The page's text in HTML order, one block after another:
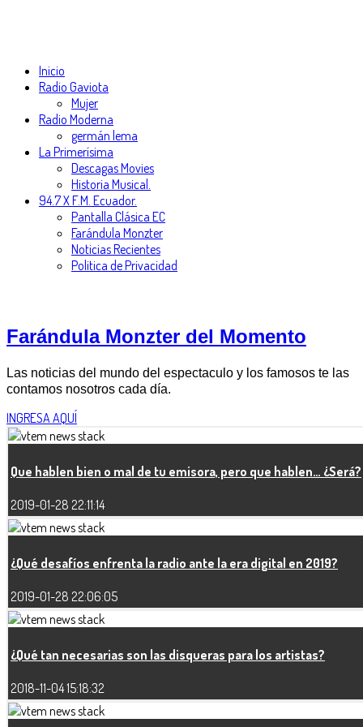
Inicio
Radio Gaviota
Mujer
Radio Moderna
germán lema
La Primerísima
Descagas Movies
Historia Musical.
94.7 X F.M. Ecuador.
Pantalla Clásica EC
Farándula Monzter
Noticias Recientes
Politica de Privacidad
Farándula Monzter del Momento
Las noticias del mundo del espectaculo y los famosos te las
contamos nosotros cada día.
INGRESA AQUÍ
Que hablen bien o mal de tu emisora, pero que hablen… ¿Será?
2019-01-28 22:11:14
¿Qué desafíos enfrenta la radio ante la era digital en 2019?
2019-01-28 22:06:05
¿Qué tan necesarias son las disqueras para los artistas?
2018-11-04 15:18:32